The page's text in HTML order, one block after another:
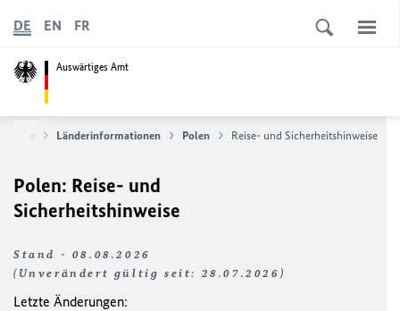
Auswärtiges Amt
DE EN FR
Service Länderinformationen Polen Reise- und Sicherheitshinweise
Polen: Reise- und
Sicherheitshinweise
Stand - 08.08.2026
(Unverändert gültig seit: 28.07.2026)
Letzte Änderungen: